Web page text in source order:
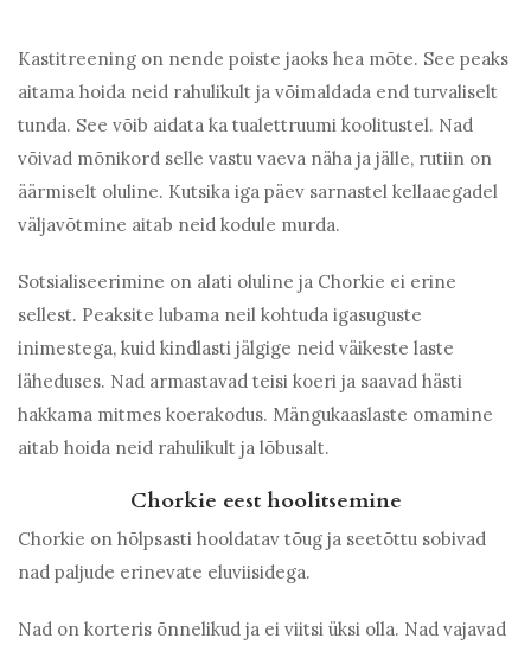
Kastitreening on nende poiste jaoks hea mõte. See peaks
aitama hoida neid rahulikult ja võimaldada end turvaliselt
tunda. See võib aidata ka tualettruumi koolitustel. Nad
võivad mõnikord selle vastu vaeva näha ja jälle, rutiin on
äärmiselt oluline. Kutsika iga päev sarnastel kellaaegadel
väljavõtmine aitab neid kodule murda.
Sotsialiseerimine on alati oluline ja Chorkie ei erine
sellest. Peaksite lubama neil kohtuda igasuguste
inimestega, kuid kindlasti jälgige neid väikeste laste
läheduses. Nad armastavad teisi koeri ja saavad hästi
hakkama mitmes koerakodus. Mängukaaslaste omamine
aitab hoida neid rahulikult ja lõbusalt.
Chorkie eest hoolitsemine
Chorkie on hõlpsasti hooldatav tõug ja seetõttu sobivad
nad paljude erinevate eluviisidega.
Nad on korteris õnnelikud ja ei viitsi üksi olla. Nad vajavad